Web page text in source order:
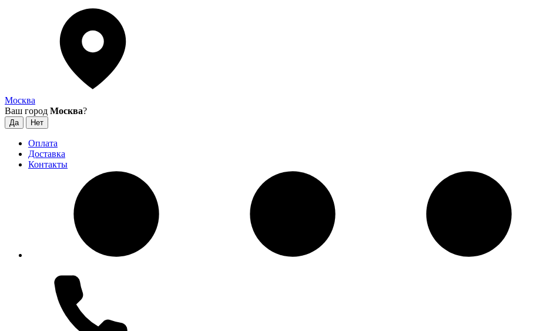
Москва
Ваш город Москва?
Оплата
Доставка
Контакты